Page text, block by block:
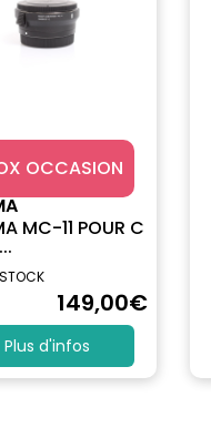
OCCASION
MC-11 POUR C
149,00€
Plus d'infos